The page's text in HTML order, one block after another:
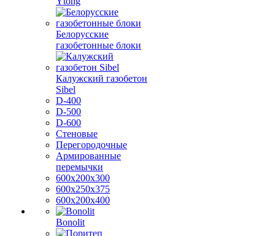
Белорусские
газобетонные блоки
Калужский газобетон
Sibel
D-400
D-500
D-600
Стеновые
Перегородочные
Армированные
перемычки
600х200х300
600х250х375
600х200х400
Bonolit